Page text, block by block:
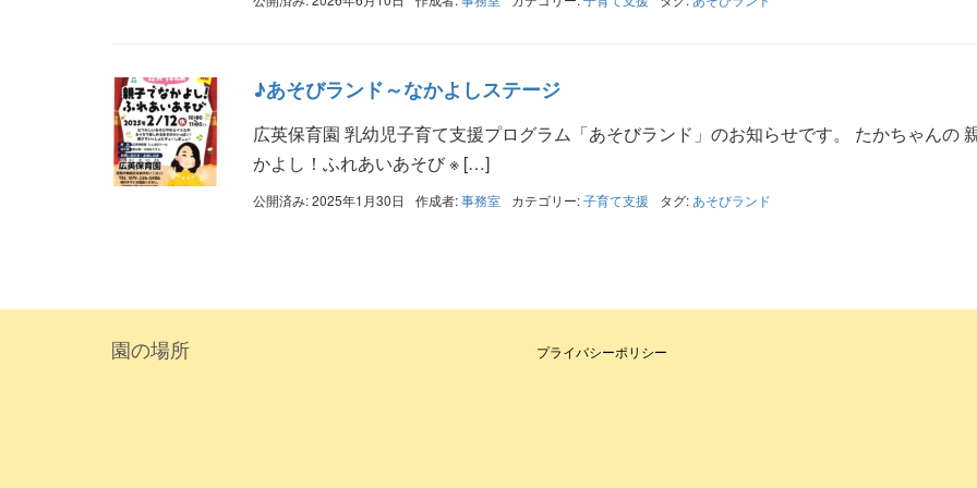
♪あそびランド～なかよしステージ
広英保育園 乳幼児子育て支援プログラム「あそびランド」のお知らせです。 たかちゃんの
かよし！ふれあいあそび ※ […]
公開済み: 2025年1月30日 作成者:事務室 カテゴリー:子育て支援 タグ: あそびランド
園の場所 プライバシーポリシー